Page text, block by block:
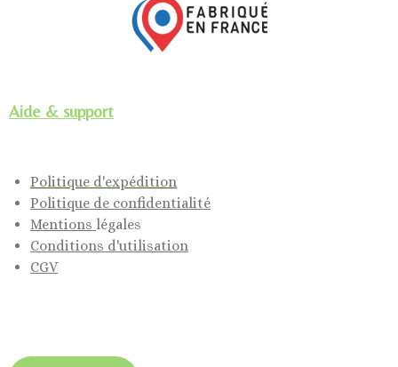
Aide & support
Politique d'expédition
Politique de confidentialité
Mentions légales
Conditions d'utilisation
CGV